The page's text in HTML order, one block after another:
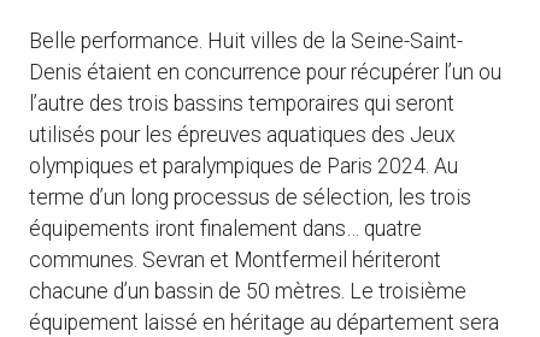
Belle performance. Huit villes de la Seine-Saint-
Denis étaient en concurrence pour récupérer l’un ou
l’autre des trois bassins temporaires qui seront
utilisés pour les épreuves aquatiques des Jeux
olympiques et paralympiques de Paris 2024. Au
terme d’un long processus de sélection, les trois
équipements iront finalement dans… quatre
communes. Sevran et Montfermeil hériteront
chacune d’un bassin de 50 mètres. Le troisième
équipement laissé en héritage au département sera